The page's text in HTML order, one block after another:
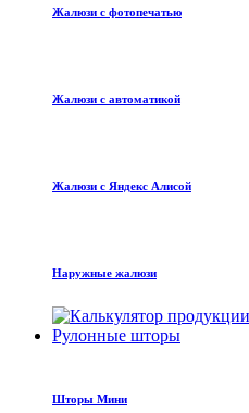
Жалюзи с фотопечатью
Жалюзи с автоматикой
Жалюзи с Яндекс Алисой
Наружные жалюзи
Рулонные шторы
Шторы Мини